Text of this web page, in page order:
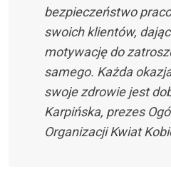
bezpieczeństwo
swoich klientów,
motywację do
samego. Każda
swoje zdrowie jest
Karpińska, prezes
Organizacji Kwiat